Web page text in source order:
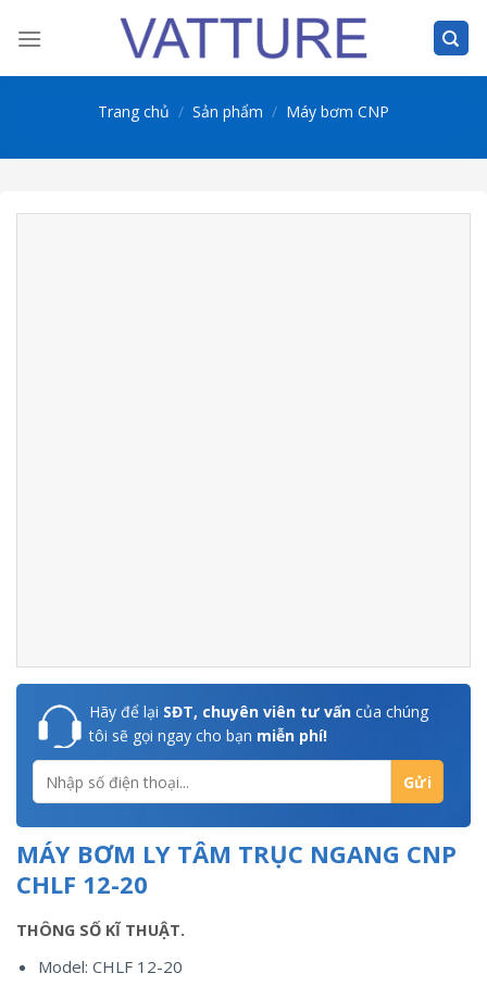
Trang chủ / Sản phẩm / Máy bơm CNP
Hãy để lại SĐT, chuyên viên tư vấn của chúng
tôi sẽ gọi ngay cho bạn miễn phí!
MÁY BƠM LY TÂM TRỤC NGANG CNP
CHLF 12-20
THÔNG SỐ KĨ THUẬT.
Model: CHLF 12-20